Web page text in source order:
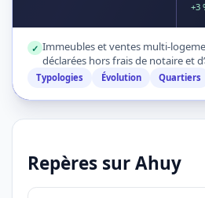
+3
✓ Immeubles et ventes multi-
déclarées hors frais de notaire et
Typologies Évolution Quartiers
Repères sur Ahuy